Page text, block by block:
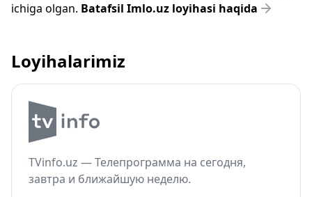
ichiga olgan. Batafsil Imlo.uz loyihasi haqida
Loyihalarimiz
TVinfo.uz — Телепрограмма на сегодня,
завтра и ближайшую неделю.